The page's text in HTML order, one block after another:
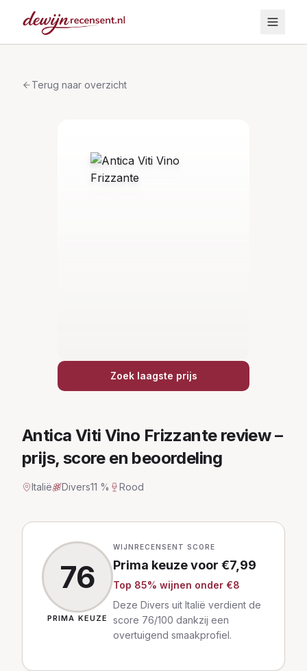
Terug naar overzicht
Zoek laagste prijs
Antica Viti Vino Frizzantereview –
prijs, score en beoordeling
Italië Divers11 % Rood
76
PRIMA KEUZE
WIJNRECENSENT SCORE
Prima keuzevoor €7,99
Top 85% wijnen onder €8
Deze Divers uit Italië verdient de
score 76/100 dankzij een
overtuigend smaakprofiel.